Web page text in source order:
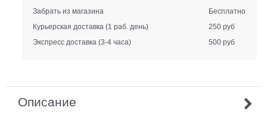
Забрать из магазина
Бесплатно
Курьерская доставка (1 раб. день)
250 руб
Экспресс доставка (3-4 часа) 500 руб
Описание